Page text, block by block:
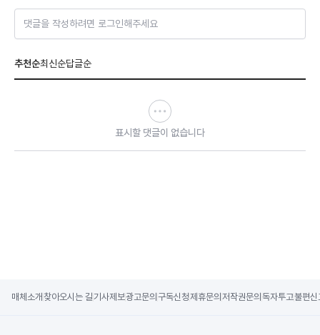
댓글을 작성하려면 로그인해주세요
추천순최신순답글순
표시할 댓글이 없습니다
매체소개 찾아오시는 길기사제보광고문의 구독신청제휴문의 저작권문의 독자투고불편신